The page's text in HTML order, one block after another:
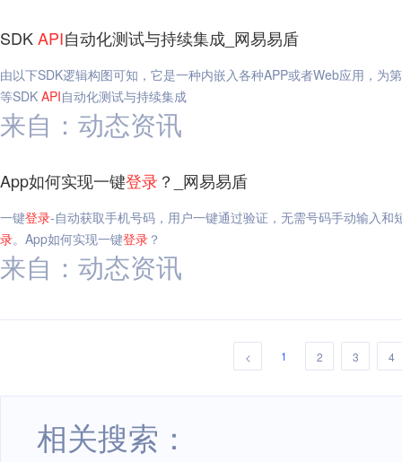
SDKAPI自动化测试与持续集成_网易易盾
由以下SDK逻辑构图可知，它是一种内嵌入各种APP或者Web应用，为
等SDK API自动化测试与持续集成
来自：动态资讯
App如何实现一键登录？_网易易盾
一键登录-自动获取手机号码，用户一键通过验证，无需号码手动输入和
录。App如何实现一键登录 ？
来自：动态资讯
< 1 2 3 4
相关搜索：